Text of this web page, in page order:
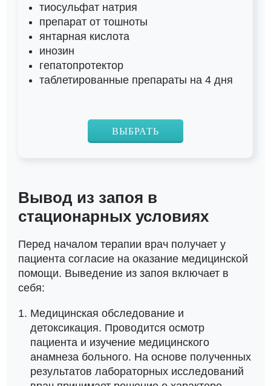
тиосульфат натрия
препарат от тошноты
янтарная кислота
инозин
гепатопротектор
таблетированные препараты на 4 дня
ВЫБРАТЬ
Вывод из запоя в
стационарных условиях
Перед началом терапии врач получает у
пациента согласие на оказание медицинской
помощи. Выведение из запоя включает в
себя:
Медицинская обследование и
детоксикация. Проводится осмотр
пациента и изучение медицинского
анамнеза больного. На основе полученных
результатов лабораторных исследований